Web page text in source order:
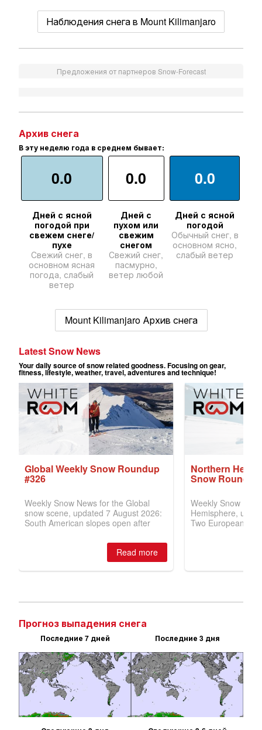
Наблюдения снега в Mount Kilimanjaro
Предложения от партнеров Snow-Forecast
Архив снега
В эту неделю года в среднем бывает:
0.0
Дней с ясной
погодой при
свежем снеге/
пухе
Свежий снег, в
основном ясная
погода, слабый
ветер
0.0
Дней с
пухом или
свежим
снегом
Свежий снег,
пасмурно,
ветер любой
0.0
Дней с ясной
погодой
Обычный снег, в
основном ясно,
слабый ветер
Mount Kilimanjaro Архив снега
Прогноз выпадения снега
Последние 7 дней Последние 3 дня